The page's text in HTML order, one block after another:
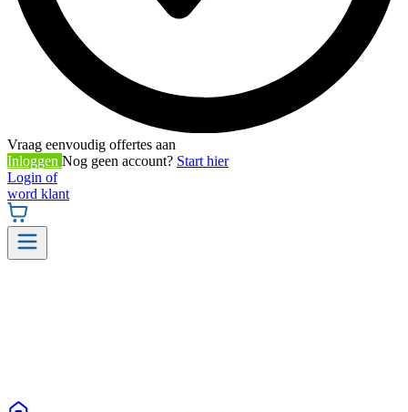
Vraag eenvoudig offertes aan
Inloggen Nog geen account? Start hier
Login of
word klant